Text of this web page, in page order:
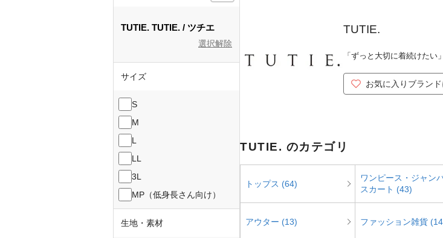
TUTIE. TUTIE. ツチエ
選択解除
サイズ
S
M
L
LL
3L
MP（低身長さん向け）
生地・素材
TUTIE.
「ずっと大切に着続けた
お気に入りブラン
TUTIE. のカテゴリ
トップス (64)
ワンピース・ジャン
スカート (43)
アウター (13) ファッション雑貨